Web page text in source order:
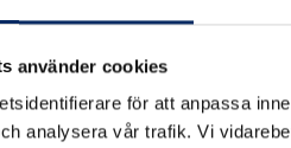
använder cookies
för att anpassa
analysera vår trafik. Vi